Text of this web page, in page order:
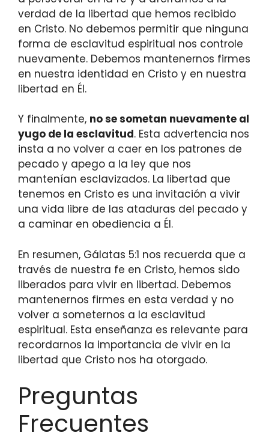
verdad de la libertad que hemos recibido
en Cristo. No debemos permitir que ninguna
forma de esclavitud espiritual nos controle
nuevamente. Debemos mantenernos firmes
en nuestra identidad en Cristo y en nuestra
libertad en Él.
Y finalmente, no se sometan nuevamente al
yugo de la esclavitud. Esta advertencia nos
insta a no volver a caer en los patrones de
pecado y apego a la ley que nos
mantenían esclavizados. La libertad que
tenemos en Cristo es una invitación a vivir
una vida libre de las ataduras del pecado y
a caminar en obediencia a Él.
En resumen, Gálatas 5:1 nos recuerda que a
través de nuestra fe en Cristo, hemos sido
liberados para vivir en libertad. Debemos
mantenernos firmes en esta verdad y no
volver a someternos a la esclavitud
espiritual. Esta enseñanza es relevante para
recordarnos la importancia de vivir en la
libertad que Cristo nos ha otorgado.
Preguntas
Frecuentes